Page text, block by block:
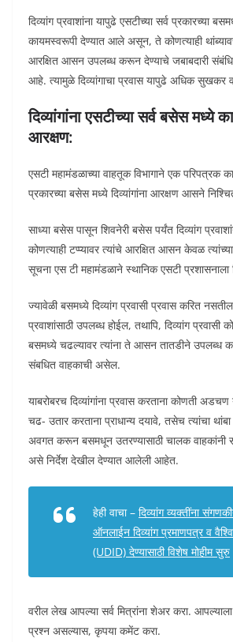
दिव्यांग प्रवाशांना यापुढे एसटीच्या सर्व प्रकारच्या
कायमस्वरूपी देण्यात आले असून, ते कोणत्याही
आरक्षित आसन उपलब्ध करून देण्याचे जबाबदारी
आहे. त्यामुळे दिव्यांगाचा प्रवास यापुढे अधिक सुखकर
दिव्यांगांना एसटीच्या सर्व बसेस मध्ये
आरक्षण:
एसटी महामंडळाच्या वाहतूक विभागाने एक परिपत्रक
प्रकारच्या बसेस मध्ये दिव्यांगांना आरक्षण आसने
साध्या बसेस पासून शिवनेरी बसेस पर्यंत दिव्यांग
कोणत्याही टप्प्यावर त्यांचे आरक्षित आसन केवळ
सूचना एस टी महामंडळाने स्थानिक एसटी
ज्यावेळी बसमध्ये दिव्यांग प्रवासी प्रवास करित
प्रवाशांसाठी उपलब्ध होईल, तथापि, दिव्यांग प्रवासी
बसमध्ये चढल्यावर त्यांना ते आसन तातडीने उपलब्ध
संबधित वाहकाची असेल.
याबरोबरच दिव्यांगांना प्रवास करताना कोणती
चढ- उतार करताना प्राधान्य दयावे, तसेच त्यांचा
अवगत करून बसमधून उतरण्यासाठी चालक वाहकांनी
असे निर्देश देखील देण्यात आलेली आहेत.
हेही वाचा – दिव्यांग व्यक्तींना
ऑनलाईन दिव्यांग प्रमाणपत्र व
(UDID) देण्यासाठी विशेष मोहीम सुरु
वरील लेख आपल्या सर्व मित्रांना शेअर करा. आपल्याला
प्रश्न असल्यास, कृपया कमेंट करा.